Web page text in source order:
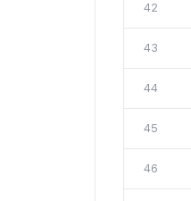
42
43
44
45
46